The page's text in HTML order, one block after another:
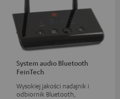
System audio Bluetooth
FeinTech
Wysokiej jakości nadajnik i
odbiornik Bluetooth,